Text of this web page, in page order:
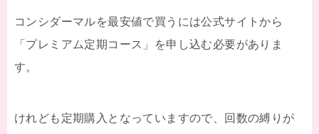
コンシダーマルを最安値で買うには公式サイトから
「プレミアム定期コース」を申し込む必要がありま
す。
けれども定期購入となっていますので、回数の縛りが